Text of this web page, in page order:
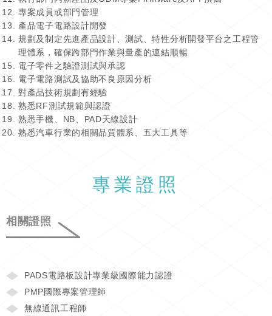
專案成員或部門管理
產品電子電路設計開發
規劃及制定先進產品設計、測試、特性分析開發平台之工程管
理體系，確保跨部門作業與量產的連結順暢
電子零件之驗證測試與承認
電子電路測試及協助不良原因分析
對產品技術規劃有經驗
熟悉RF測試規範與認證
熟悉手機、NB、PAD天線設計
熟悉汽車行業的相關品質體系、五大工具等
專業證照
相關證照
PADS電路板設計專業級國際能力認證
PMP國際專案管理師
無線通訊工程師